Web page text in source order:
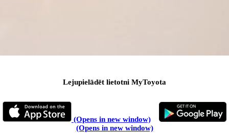
Lejupielādēt lietotni MyToyota
(Opens in new window)
(Opens in new window)